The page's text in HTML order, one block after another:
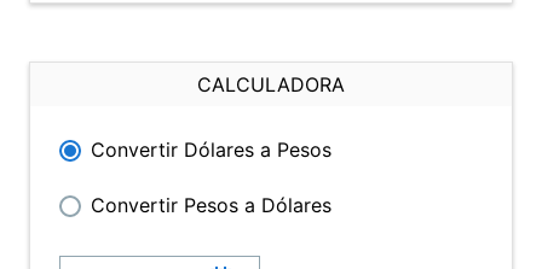
CALCULADORA
Convertir Dólares a Pesos
Convertir Pesos a Dólares